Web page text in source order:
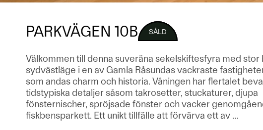
PARKVÄGEN 10B SÅLD
Välkommen till denna suveräna sekelskiftesfyra med stor
sydvästläge i en av Gamla Råsundas vackraste
som andas charm och historia. Våningen har flertalet
tidstypiska detaljer såsom takrosetter, stuckaturer, djupa
fönsternischer, spröjsade fönster och vacker
fiskbensparkett. Ett unikt tillfälle att förvärva ett av …